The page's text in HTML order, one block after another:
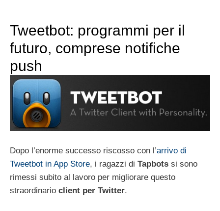
Tweetbot: programmi per il
futuro, comprese notifiche
push
Dopo l’enorme successo riscosso con l’arrivo di
Tweetbot in App Store, i ragazzi di Tapbots si sono
rimessi subito al lavoro per migliorare questo
straordinario client per Twitter.